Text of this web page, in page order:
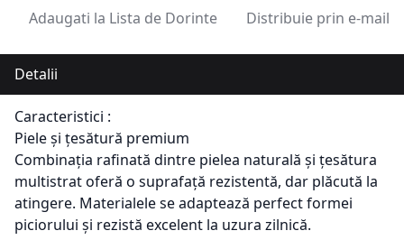
Adaugati la Lista de Dorinte Distribuie prin e-mail
Detalii
Caracteristici :
Pieleși țesătură premium
Combinația rafinată dintre pielea naturală și țesătura
multistratoferă o suprafață rezistentă, dar plăcută la
atingere. Materialeleseadaptează perfectformei
piciorului și rezistă excelent la uzura zilnică.